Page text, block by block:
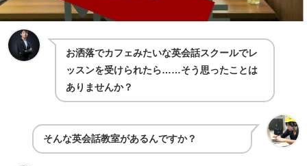
お洒落でカフェみたいな英会話スクールでレ
ッスンを受けられたら……そう思ったことは
ありませんか？
そんな英会話教室があるんですか？